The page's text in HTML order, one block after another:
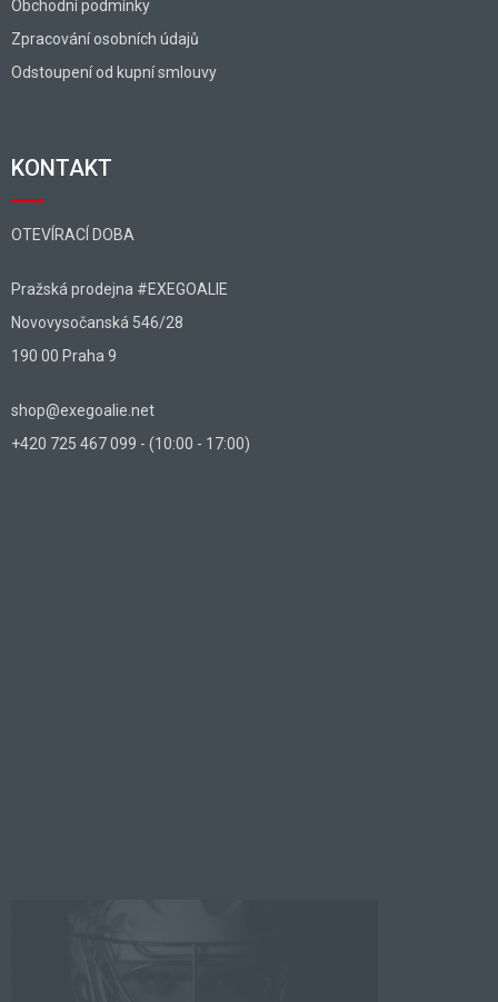
Obchodní podmínky
Zpracování osobních údajů
Odstoupení od kupní smlouvy
KONTAKT
OTEVÍRACÍ DOBA
Pražská prodejna #EXEGOALIE
Novovysočanská 546/28
190 00 Praha 9
shop@exegoalie.net
+420 725 467 099 - (10:00 - 17:00)